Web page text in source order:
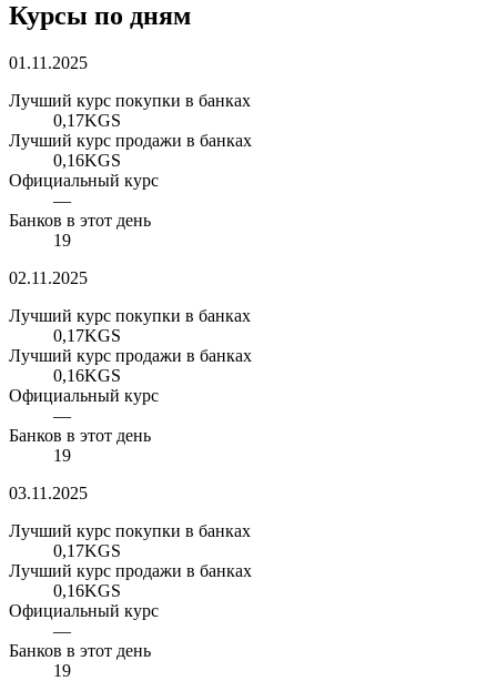
Курсы по дням
01.11.2025
Лучший курс покупки в банках
0,17KGS
Лучший курс продажи в банках
0,16KGS
Официальный курс
—
Банков в этот день
19
02.11.2025
Лучший курс покупки в банках
0,17KGS
Лучший курс продажи в банках
0,16KGS
Официальный курс
—
Банков в этот день
19
03.11.2025
Лучший курс покупки в банках
0,17KGS
Лучший курс продажи в банках
0,16KGS
Официальный курс
—
Банков в этот день
19